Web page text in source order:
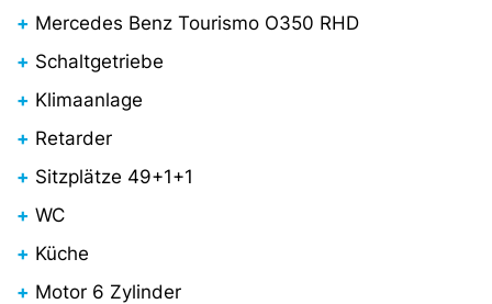
Mercedes Benz Tourismo O350 RHD
Schaltgetriebe
Klimaanlage
Retarder
Sitzplätze 49+1+1
WC
Küche
Motor 6 Zylinder